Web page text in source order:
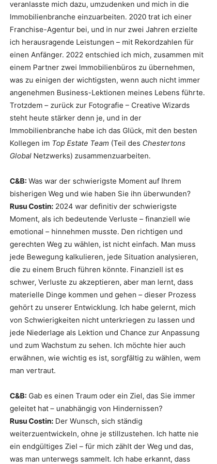
veranlasste mich dazu, umzudenken und mich in die
Immobilienbranche einzuarbeiten. 2020 trat ich einer
Franchise-Agentur bei, und in nur zwei Jahren erzielte
ich herausragende Leistungen – mit Rekordzahlen für
einen Anfänger. 2022 entschied ich mich, zusammen mit
einem Partner zwei Immobilienbüros zu übernehmen,
was zu einigen der wichtigsten, wenn auch nicht immer
angenehmen Business-Lektionen meines Lebens führte.
Trotzdem – zurück zur Fotografie – Creative Wizards
steht heute stärker denn je, und in der
Immobilienbranche habe ich das Glück, mit den besten
Kollegen im Top Estate Team (Teil des Chestertons
Global Netzwerks) zusammenzuarbeiten.
C&B: Was war der schwierigste Moment auf Ihrem
bisherigen Weg und wie haben Sie ihn überwunden?
Rusu Costin: 2024 war definitiv der schwierigste
Moment, als ich bedeutende Verluste – finanziell wie
emotional – hinnehmen musste. Den richtigen und
gerechten Weg zu wählen, ist nicht einfach. Man muss
jede Bewegung kalkulieren, jede Situation analysieren,
die zu einem Bruch führen könnte. Finanziell ist es
schwer, Verluste zu akzeptieren, aber man lernt, dass
materielle Dinge kommen und gehen – dieser Prozess
gehört zu unserer Entwicklung. Ich habe gelernt, mich
von Schwierigkeiten nicht unterkriegen zu lassen und
jede Niederlage als Lektion und Chance zur Anpassung
und zum Wachstum zu sehen. Ich möchte hier auch
erwähnen, wie wichtig es ist, sorgfältig zu wählen, wem
man vertraut.
C&B: Gab es einen Traum oder ein Ziel, das Sie immer
geleitet hat – unabhängig von Hindernissen?
Rusu Costin: Der Wunsch, sich ständig
weiterzuentwickeln, ohne je stillzustehen. Ich hatte nie
ein endgültiges Ziel – für mich zählt der Weg und das,
was man unterwegs sammelt. Ich habe erkannt, dass